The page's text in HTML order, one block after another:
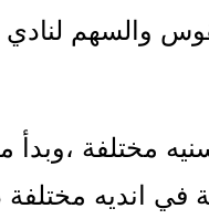
والسهم لنادي
مختلفة
في انديه